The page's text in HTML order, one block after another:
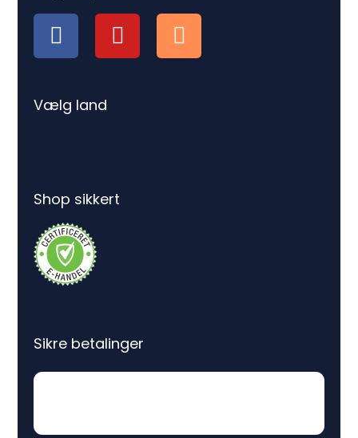
Vælg land
Shop sikkert
Sikre betalinger